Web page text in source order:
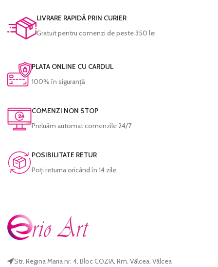
LIVRARE RAPIDĂ PRIN CURIER
Gratuit pentru comenzi de peste 350 lei
PLATA ONLINE CU CARDUL
100% în siguranță
COMENZI NON STOP
Preluăm automat comenzile 24/7
POSIBILITATE RETUR
Poţi returna oricând în 14 zile
Str. Regina Maria nr. 4, Bloc COZIA, Rm. Vâlcea, Vâlcea